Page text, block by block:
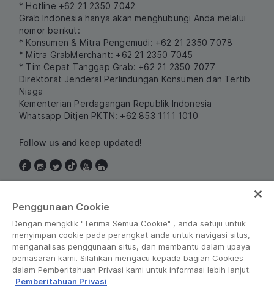
* Hotline +62 21 2350 7042
Grab Indonesia hanya akan menghubungi Anda melalui
nomor berikut:
* Konsumen & Mitra Pengemudi: +62 21 2350 7078
* Mitra GrabMerchant: +62 21 2350 7045
* Tim Cepat Tanggap Grab: +62 21 2350 7077
Direktorat Jenderal Perlindungan Konsumen dan Tertib
Niaga
Kementerian Perdagangan Republik Indonesia
Whatsapp Ditjen PKTN: +62 853 1111 1010
Follow us and keep updated!
Penggunaan Cookie
Dengan mengklik "Terima Semua Cookie" , anda setuju untuk
menyimpan cookie pada perangkat anda untuk navigasi situs,
menganalisas penggunaan situs, dan membantu dalam upaya
pemasaran kami. Silahkan mengacu kepada bagian Cookies
dalam Pemberitahuan Privasi kami untuk informasi lebih lanjut.
Pemberitahuan Privasi